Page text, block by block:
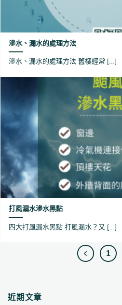
滲水、漏水的處理方法
滲水、漏水的處理方法 舊樓經常 [...]
打風漏水滲水黑點
四大打風漏水黑點 打風漏水？又 [...]
1
近期文章